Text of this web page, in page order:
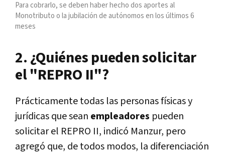
Para cobrarlo, se deben haber hecho dos aportes al
Monotributo o la jubilación de autónomos en los últimos 6
meses
2. ¿Quiénes pueden solicitar
el "REPRO II"?
Prácticamente todas las personas físicas y
jurídicas que sean empleadores pueden
solicitar el REPRO II, indicó Manzur, pero
agregó que, de todos modos, la diferenciación